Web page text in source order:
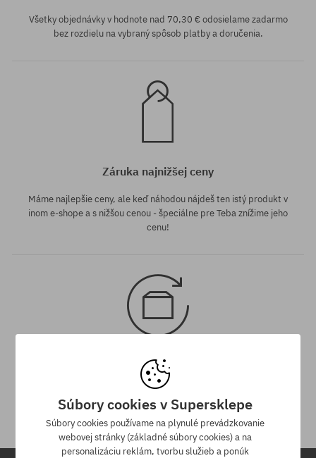
Všetky objednávky v hodnote nad 70,30 € odosielame zadarmo
bez rozdielu na vybraný spôsob platby a doručenia.
Záruka najnižšej ceny
Máme najlepšie ceny, ale keď náhodou nájdeš ten istý produkt v
inom e-shope a s nižšou cenou - špeciálne pre Teba znížime jeho
cenu!
30 dní na vrátenie tovaru
Na vrátenie produktu máš 30 dní od dňa obdržania zásielky.
Súbory cookies v Supersklepe
Súbory cookies používame na plynulé prevádzkovanie
webovej stránky (základné súbory cookies) a na
personalizáciu reklám, tvorbu služieb a ponúk